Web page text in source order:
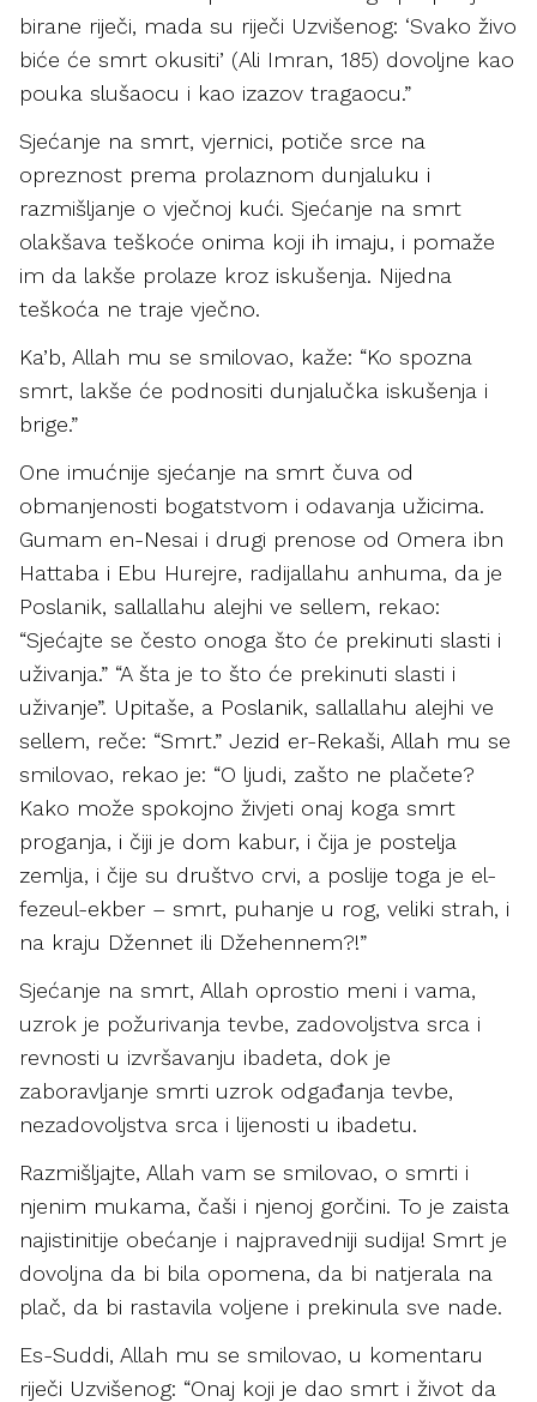
birane riječi, mada su riječi Uzvišenog: ‘Svako živo
biće će smrt okusiti’ (Ali Imran, 185) dovoljne kao
pouka slušaocu i kao izazov tragaocu.”
Sjećanje na smrt, vjernici, potiče srce na
opreznost prema prolaznom dunjaluku i
razmišljanje o vječnoj kući. Sjećanje na smrt
olakšava teškoće onima koji ih imaju, i pomaže
im da lakše prolaze kroz iskušenja. Nijedna
teškoća ne traje vječno.
Ka’b, Allah mu se smilovao, kaže: “Ko spozna
smrt, lakše će podnositi dunjalučka iskušenja i
brige.”
One imućnije sjećanje na smrt čuva od
obmanjenosti bogatstvom i odavanja užicima.
Gumam en-Nesai i drugi prenose od Omera ibn
Hattaba i Ebu Hurejre, radijallahu anhuma, da je
Poslanik, sallallahu alejhi ve sellem, rekao:
“Sjećajte se često onoga što će prekinuti slasti i
uživanja.” “A šta je to što će prekinuti slasti i
uživanje”. Upitaše, a Poslanik, sallallahu alejhi ve
sellem, reče: “Smrt.” Jezid er-Rekaši, Allah mu se
smilovao, rekao je: “O ljudi, zašto ne plačete?
Kako može spokojno živjeti onaj koga smrt
proganja, i čiji je dom kabur, i čija je postelja
zemlja, i čije su društvo crvi, a poslije toga je el-
fezeul-ekber – smrt, puhanje u rog, veliki strah, i
na kraju Džennet ili Džehennem?!”
Sjećanje na smrt, Allah oprostio meni i vama,
uzrok je požurivanja tevbe, zadovoljstva srca i
revnosti u izvršavanju ibadeta, dok je
zaboravljanje smrti uzrok odgađanja tevbe,
nezadovoljstva srca i lijenosti u ibadetu.
Razmišljajte, Allah vam se smilovao, o smrti i
njenim mukama, čaši i njenoj gorčini. To je zaista
najistinitije obećanje i najpravedniji sudija! Smrt je
dovoljna da bi bila opomena, da bi natjerala na
plač, da bi rastavila voljene i prekinula sve nade.
Es-Suddi, Allah mu se smilovao, u komentaru
riječi Uzvišenog: “Onaj koji je dao smrt i život da